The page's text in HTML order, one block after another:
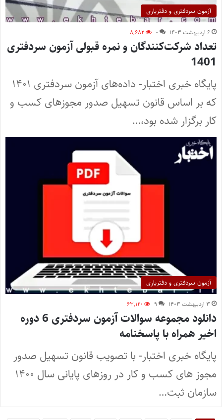
آزمون سردفتری و دفتریاری
۶ اردیبهشت ۱۴۰۳ ۰ ۸,۶۸۲
تعداد شرکت‌کنندگان و نمره قبولی آزمون سردفتری
1401
پایگاه خبری اختبار- داده‌های آزمون سردفتری ۱۴۰۱
که بر اساس قانون تسهیل صدور مجوزهای کسب و
کار برگزار شده بود،…
آزمون سردفتری و دفتریاری
۳ اردیبهشت ۱۴۰۳ ۹ ۶۳,۱۲۰
دانلود مجموعه سوالات آزمون سردفتری 6 دوره
اخیر همراه با پاسخنامه
پایگاه خبری اختبار- با تصویب قانون تسهیل صدور
مجوز های کسب و کار در روزهای پایانی سال ۱۴۰۰
سازمان ثبت…